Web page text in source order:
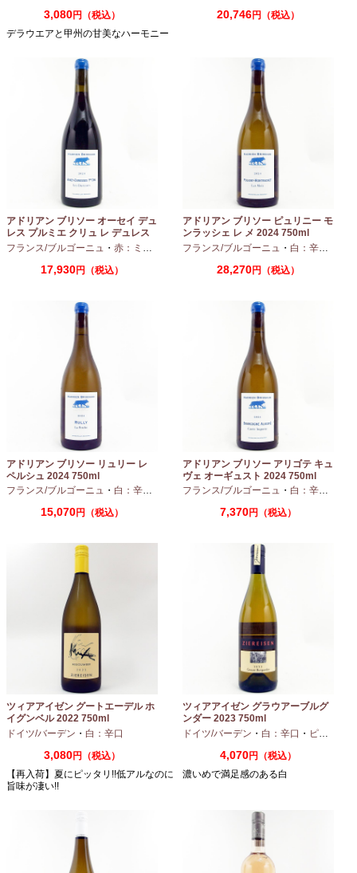
3,080円（税込）
デラウエアと甲州の甘美なハーモニー
20,746円（税込）
アドリアン ブリソー オーセイ デュ
レス プルミエ クリュ レ デュレス
2024 750ml
フランス/ブルゴーニュ ・ 赤：ミディアムボディ ・ピノノワール
17,930円（税込）
アドリアン ブリソー ピュリニー モ
ンラッシェ レ メ 2024 750ml
フランス/ブルゴーニュ ・ 白：辛口
28,270円（税込）
アドリアン ブリソー リュリー レ
ペルシュ 2024 750ml
フランス/ブルゴーニュ ・ 白：辛口 シャルドネ
15,070円（税込）
アドリアン ブリソー アリゴテ キュ
ヴェ オーギュスト 2024 750ml
フランス/ブルゴーニュ ・ 白：辛口
7,370円（税込）
ツィアアイゼン グートエーデル ホ
イグンベル 2022 750ml
ドイツ/バーデン ・ 白：辛口
3,080円（税込）
【再入荷】夏にピッタリ!!低アルなのに
旨味が凄い!!
ツィアアイゼン グラウアーブルグ
ンダー 2023 750ml
ドイツ/バーデン ・ 白：辛口 ・ ピノグリ
4,070円（税込）
濃いめで満足感のある白